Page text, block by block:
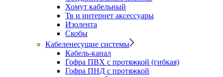
Хомут кабельный
Тв и интернет аксессуары
Изолента
Скобы
Кабеленесущие системы
Кабель-канал
Гофра ПВХ с протяжкой (гибкая)
Гофра ПНД с протяжкой